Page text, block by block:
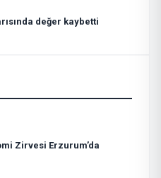
değer kaybetti
Zirvesi Erzurum’da